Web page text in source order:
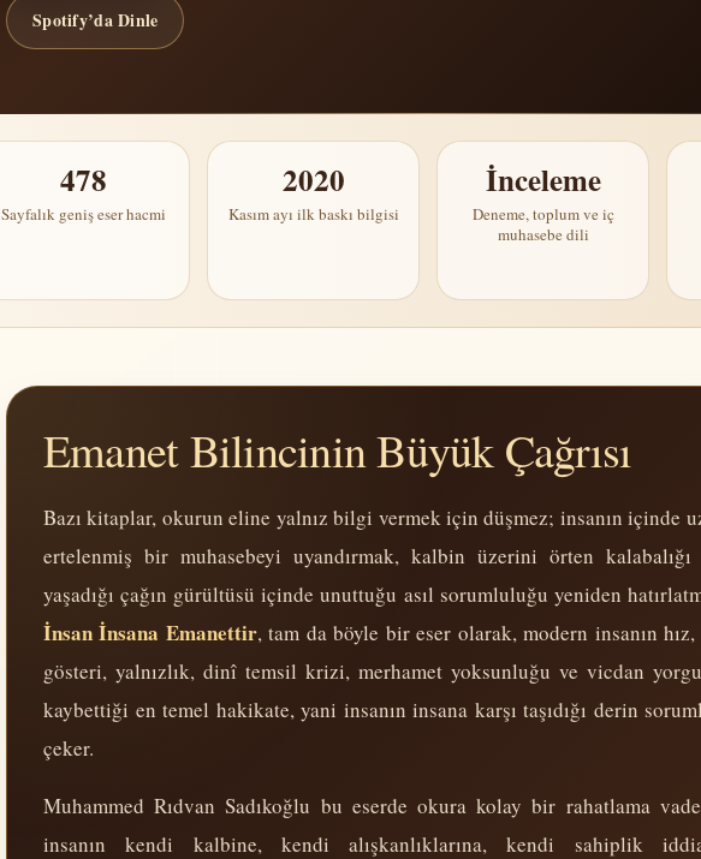
Spotify’da Dinle
478
Sayfalık geniş eser hacmi
2020
Kasım ayı ilk baskı bilgisi
İnceleme
Deneme, toplum ve iç
muhasebe dili
Emanet Bilincinin Büyük Çağrısı
Bazı kitaplar, okurun eline yalnız bilgi vermek için düşmez; insanın içinde
ertelenmiş bir muhasebeyi uyandırmak, kalbin üzerini örten kalabalığı
yaşadığı çağın gürültüsü içinde unuttuğu asıl sorum­luluğu yeniden
İnsan İnsana Emanettir, tam da böyle bir eser olarak, modern insanın
gösteri, yalnızlık, dinî temsil krizi, merhamet yoksunluğu ve vicdan
kaybettiği en temel hakikate, yani insanın insana karşı taşıdığı derin
çeker.
Muhammed Rıdvan Sadıkoğlu bu eserde okura kolay bir rahatlama
insanın kendi kalbine, kendi alışkanlıklarına, kendi sahiplik